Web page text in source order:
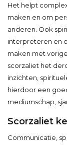
Het helpt
maken en om
anderen. Ook
interpreteren en
maken met
scorzaliet het
inzichten,
hierdoor een
mediumschap,
Scorzaliet
Communicatie,